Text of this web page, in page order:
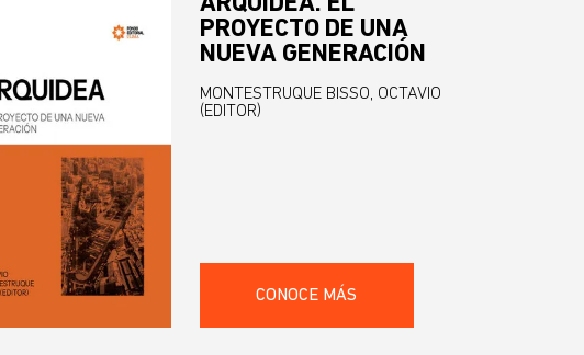
PROYECTO DE UNA
NUEVA GENERACIÓN
MONTESTRUQUE BISSO, OCTAVIO
(EDITOR)
CONOCE MÁS